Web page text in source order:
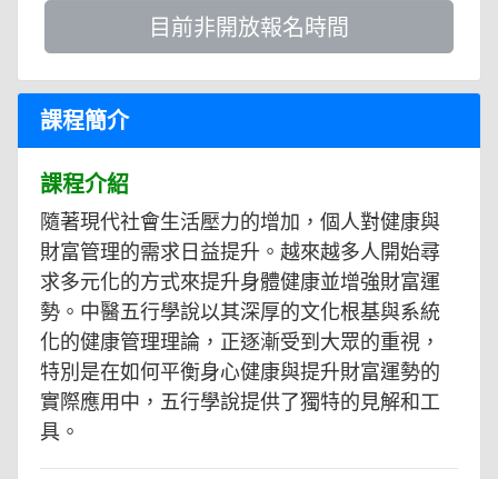
目前非開放報名時間
課程簡介
課程介紹
隨著現代社會生活壓力的增加，個人對健康與
財富管理的需求日益提升。越來越多人開始尋
求多元化的方式來提升身體健康並增強財富運
勢。中醫五行學說以其深厚的文化根基與系統
化的健康管理理論，正逐漸受到大眾的重視，
特別是在如何平衡身心健康與提升財富運勢的
實際應用中，五行學說提供了獨特的見解和工
具。